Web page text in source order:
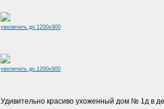
увеличить до 1200x900
увеличить до 1200x900
Удивительно красиво ухоженный дом № 1д в